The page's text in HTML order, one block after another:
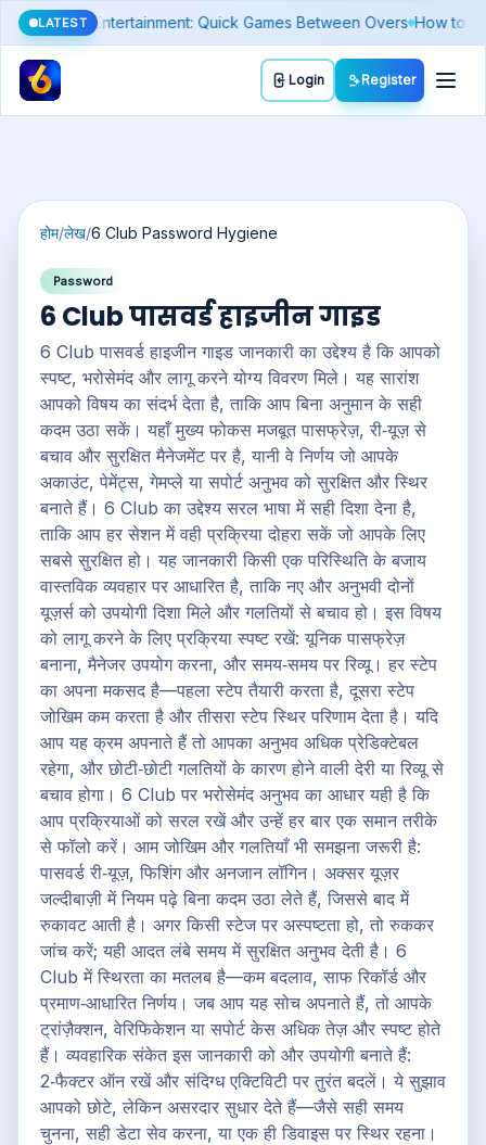
LATEST
Fake Number) Silver Price Today: Why It Moves Differently From
Login Register
होम/लेख/6 Club Password Hygiene
Password
6 Club पासवर्ड हाइजीन गाइड
6 Club पासवर्ड हाइजीन गाइड जानकारी का उद्देश्य है कि आपको
स्पष्ट, भरोसेमंद और लागू करने योग्य विवरण मिले। यह सारांश
आपको विषय का संदर्भ देता है, ताकि आप बिना अनुमान के सही
कदम उठा सकें। यहाँ मुख्य फोकस मजबूत पासफ्रेज़, री‑यूज़ से
बचाव और सुरक्षित मैनेजमेंट पर है, यानी वे निर्णय जो आपके
अकाउंट, पेमेंट्स, गेमप्ले या सपोर्ट अनुभव को सुरक्षित और स्थिर
बनाते हैं। 6 Club का उद्देश्य सरल भाषा में सही दिशा देना है,
ताकि आप हर सेशन में वही प्रक्रिया दोहरा सकें जो आपके लिए
सबसे सुरक्षित हो। यह जानकारी किसी एक परिस्थिति के बजाय
वास्तविक व्यवहार पर आधारित है, ताकि नए और अनुभवी दोनों
यूज़र्स को उपयोगी दिशा मिले और गलतियों से बचाव हो। इस विषय
को लागू करने के लिए प्रक्रिया स्पष्ट रखें: यूनिक पासफ्रेज़
बनाना, मैनेजर उपयोग करना, और समय‑समय पर रिव्यू। हर स्टेप
का अपना मकसद है—पहला स्टेप तैयारी करता है, दूसरा स्टेप
जोखिम कम करता है और तीसरा स्टेप स्थिर परिणाम देता है। यदि
आप यह क्रम अपनाते हैं तो आपका अनुभव अधिक प्रेडिक्टेबल
रहेगा, और छोटी‑छोटी गलतियों के कारण होने वाली देरी या रिव्यू से
बचाव होगा। 6 Club पर भरोसेमंद अनुभव का आधार यही है कि
आप प्रक्रियाओं को सरल रखें और उन्हें हर बार एक समान तरीके
से फॉलो करें। आम जोखिम और गलतियाँ भी समझना जरूरी है:
पासवर्ड री‑यूज़, फिशिंग और अनजान लॉगिन। अक्सर यूज़र
जल्दीबाज़ी में नियम पढ़े बिना कदम उठा लेते हैं, जिससे बाद में
रुकावट आती है। अगर किसी स्टेज पर अस्पष्टता हो, तो रुककर
जांच करें; यही आदत लंबे समय में सुरक्षित अनुभव देती है। 6
Club में स्थिरता का मतलब है—कम बदलाव, साफ रिकॉर्ड और
प्रमाण‑आधारित निर्णय। जब आप यह सोच अपनाते हैं, तो आपके
ट्रांज़ैक्शन, वेरिफिकेशन या सपोर्ट केस अधिक तेज़ और स्पष्ट होते
हैं। व्यवहारिक संकेत इस जानकारी को और उपयोगी बनाते हैं:
2‑फैक्टर ऑन रखें और संदिग्ध एक्टिविटी पर तुरंत बदलें। ये सुझाव
आपको छोटे, लेकिन असरदार सुधार देते हैं—जैसे सही समय
चुनना, सही डेटा सेव करना, या एक ही डिवाइस पर स्थिर रहना।